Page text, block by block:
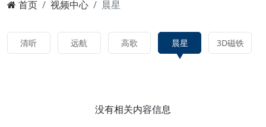
首页 视频中心 晨星
清听 远航 高歌 晨星 3D磁铁
没有相关内容信息